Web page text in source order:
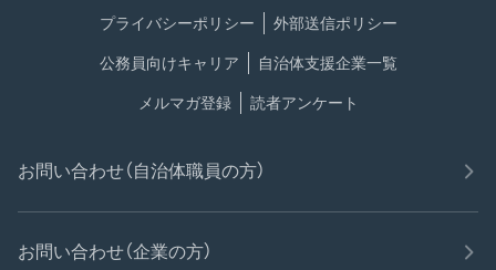
プライバシーポリシー 外部送信ポリシー
公務員向けキャリア 自治体支援企業一覧
メルマガ登録 読者アンケート
お問い合わせ（自治体職員の方）
お問い合わせ（企業の方）